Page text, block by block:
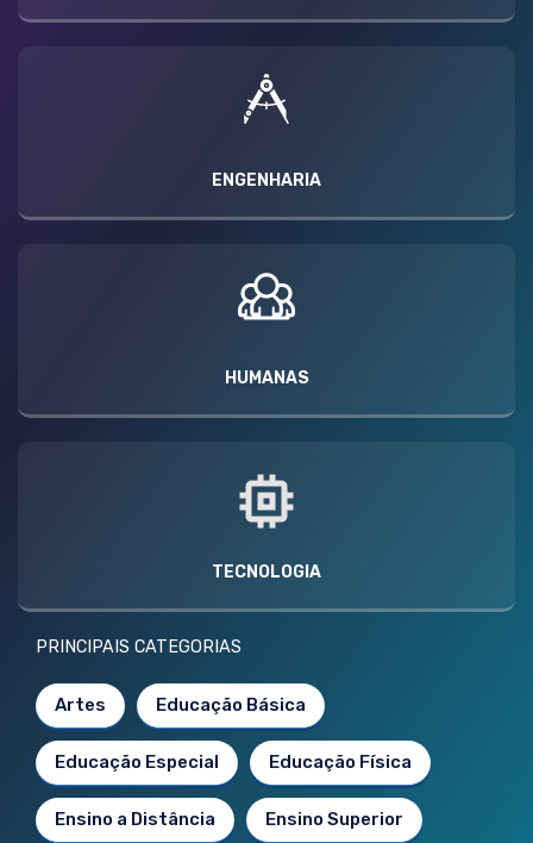
ENGENHARIA
HUMANAS
TECNOLOGIA
PRINCIPAIS CATEGORIAS
Artes Educação Básica
Educação Especial Educação Física
Ensino a Distância Ensino Superior